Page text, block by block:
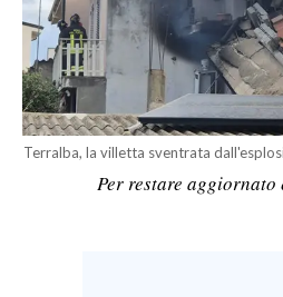
SERVIZI ALLE IMPRESE
LAVORO
BANDI
SPORT IN SARDEGNA
Terralba, la villetta sventrata
Per restare